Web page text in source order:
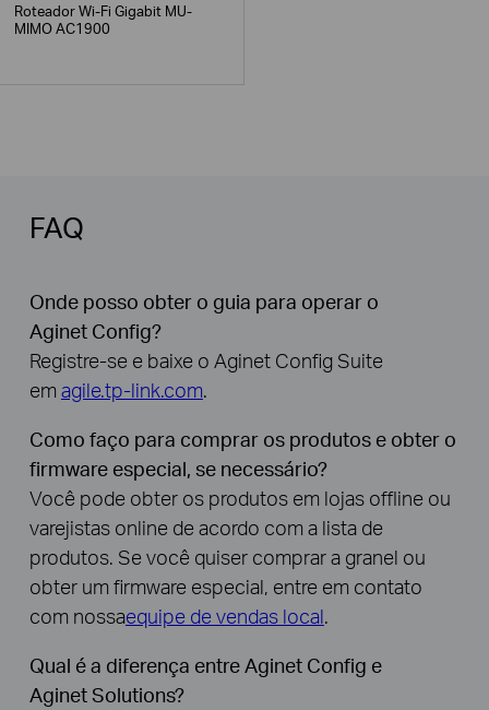
Roteador Wi-Fi Gigabit MU-
MIMO AC1900
FAQ
Onde posso obter o guia para operar o
Aginet Config?
Registre-se e baixe o Aginet Config Suite
em agile.tp-link.com.
Como faço para comprar os produtos e obter o
firmware especial, se necessário?
Você pode obter os produtos em lojas offline ou
varejistas online de acordo com a lista de
produtos. Se você quiser comprar a granel ou
obter um firmware especial, entre em contato
com nossaequipe de vendas local.
Qual é a diferença entre Aginet Config e
Aginet Solutions?